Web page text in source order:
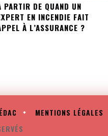
PARTIR DE QUAND UN
EN INCENDIE FAIT
À L’ASSURANCE ?
MENTIONS LÉGALES